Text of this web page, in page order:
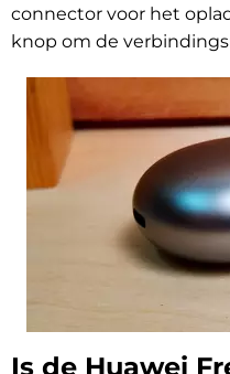
connector voor het
knop om de
Is de Huawei